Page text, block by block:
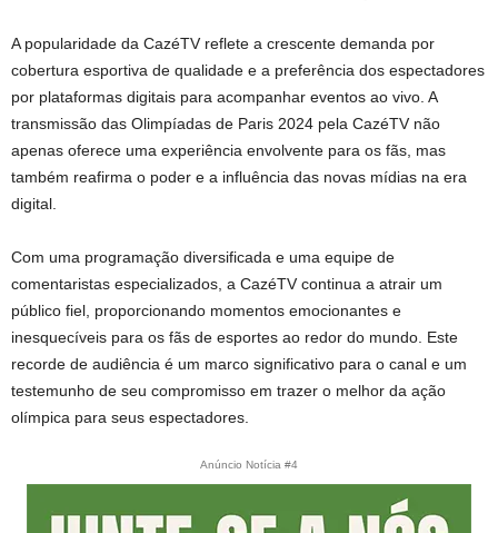
A popularidade da CazéTV reflete a crescente demanda por
cobertura esportiva de qualidade e a preferência dos espectadores
por plataformas digitais para acompanhar eventos ao vivo. A
transmissão das Olimpíadas de Paris 2024 pela CazéTV não
apenas oferece uma experiência envolvente para os fãs, mas
também reafirma o poder e a influência das novas mídias na era
digital.
Com uma programação diversificada e uma equipe de
comentaristas especializados, a CazéTV continua a atrair um
público fiel, proporcionando momentos emocionantes e
inesquecíveis para os fãs de esportes ao redor do mundo. Este
recorde de audiência é um marco significativo para o canal e um
testemunho de seu compromisso em trazer o melhor da ação
olímpica para seus espectadores.
Anúncio Notícia #4